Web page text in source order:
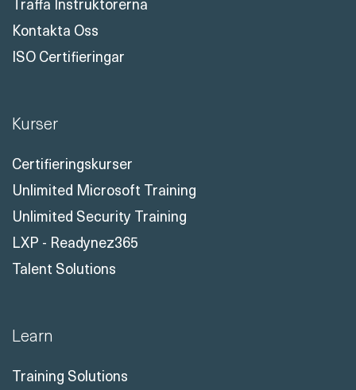
Kontakta Oss
ISO Certifieringar
Kurser
Certifieringskurser
Unlimited Microsoft Training
Unlimited Security Training
LXP - Readynez365
Talent Solutions
Learn
Training Solutions